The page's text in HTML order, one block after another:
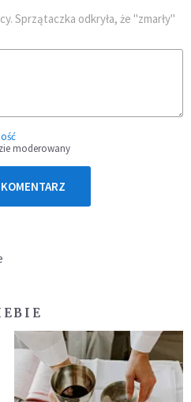
Sprzątaczka odkryła, że "zmarły"
moderowany